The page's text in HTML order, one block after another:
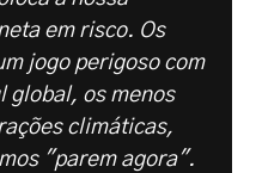
em risco. Os
jogo perigoso com
global, os menos
climáticas,
"parem agora".